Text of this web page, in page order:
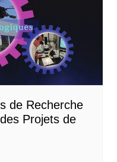
de Recherche
Projets de